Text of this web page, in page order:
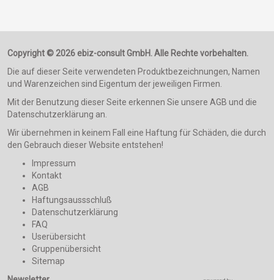
Copyright © 2026 ebiz-consult GmbH. Alle Rechte vorbehalten.
Die auf dieser Seite verwendeten Produktbezeichnungen, Namen
und Warenzeichen sind Eigentum der jeweiligen Firmen.
Mit der Benutzung dieser Seite erkennen Sie unsere AGB und die
Datenschutzerklärung an.
Wir übernehmen in keinem Fall eine Haftung für Schäden, die durch
den Gebrauch dieser Website entstehen!
Impressum
Kontakt
AGB
Haftungsaussschluß
Datenschutzerklärung
FAQ
Userübersicht
Gruppenübersicht
Sitemap